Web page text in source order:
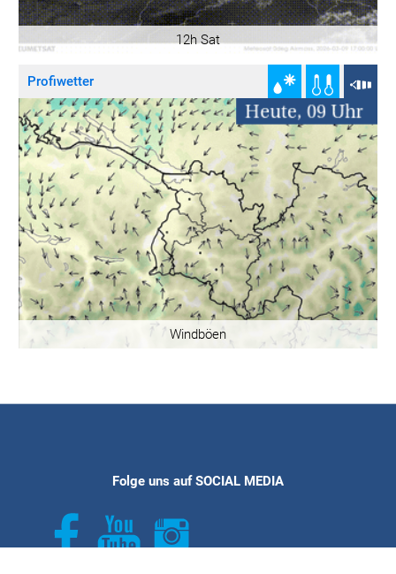
12h Sat
Profiwetter
Windböen
Folge uns auf SOCIAL MEDIA